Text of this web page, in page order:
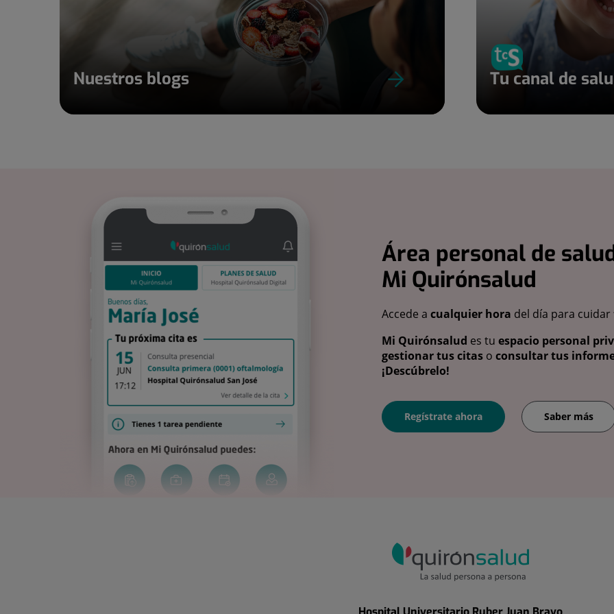
Nuestros blogs Tu canal de
Área personal de
Mi Quirónsalud
Accede a cualquier hora del día para cuidar
Mi Quirónsalud es tu espacio personal
gestionar tus citas o consultar tus
¡Descúbrelo!
Regístrate ahora Saber más